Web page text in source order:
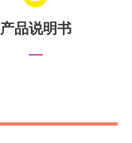
产品说明书